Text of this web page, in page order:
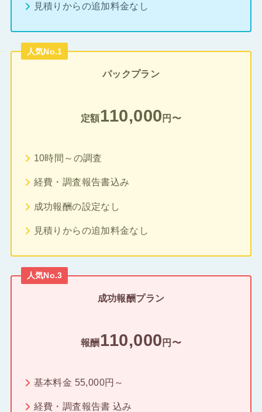
見積りからの追加料金なし
人気No.1
パックプラン
定額110,000 円〜
10時間～の調査
経費・調査報告書込み
成功報酬の設定なし
見積りからの追加料金なし
人気No.3
成功報酬プラン
報酬 110,000 円〜
基本料金 55,000円～
経費・調査報告書 込み